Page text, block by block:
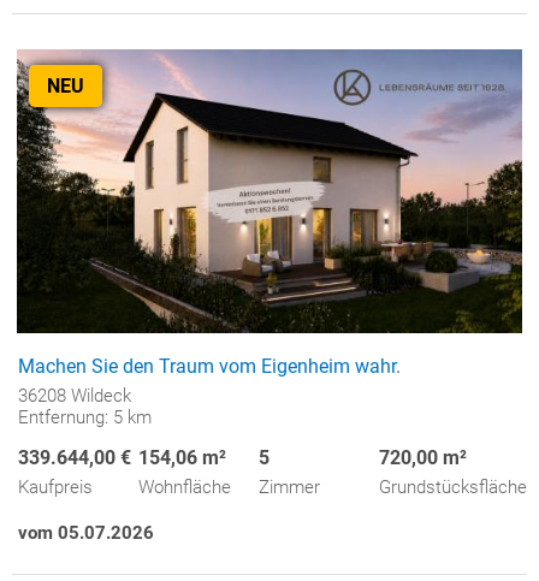
NEU
Machen Sie den Traum vom Eigenheim wahr.
36208 Wildeck
Entfernung: 5 km
339.644,00 €
Kaufpreis
154,06 m²
Wohnfläche
5
Zimmer
720,00 m²
Grundstücksfläche
vom 05.07.2026